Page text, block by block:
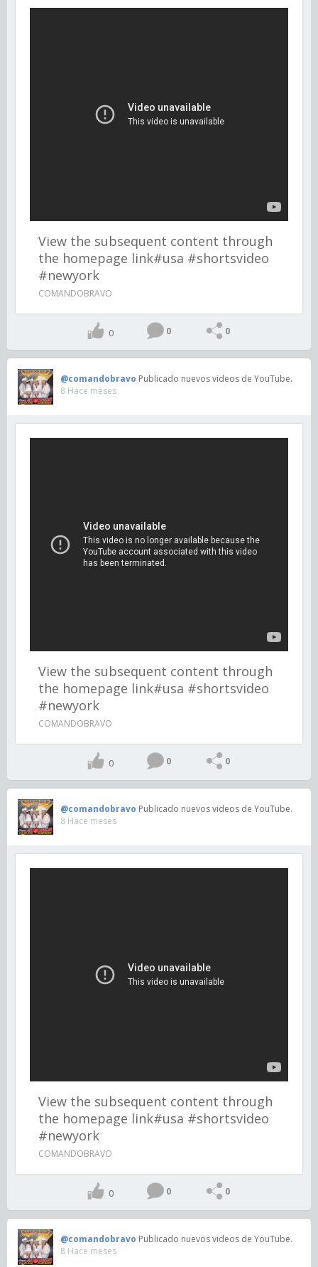
View the subsequent content through
the homepage link#usa #shortsvideo
#newyork
COMANDOBRAVO
0 0 0
@comandobravo Publicado nuevos videos de YouTube.
8 Hace meses
View the subsequent content through
the homepage link#usa #shortsvideo
#newyork
COMANDOBRAVO
0 0 0
@comandobravo Publicado nuevos videos de YouTube.
8 Hace meses
View the subsequent content through
the homepage link#usa #shortsvideo
#newyork
COMANDOBRAVO
0 0 0
@comandobravo Publicado nuevos videos de YouTube.
8 Hace meses